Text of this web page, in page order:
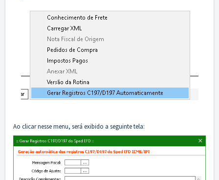
Ao clicar nesse menu, será exibido a seguinte tela: